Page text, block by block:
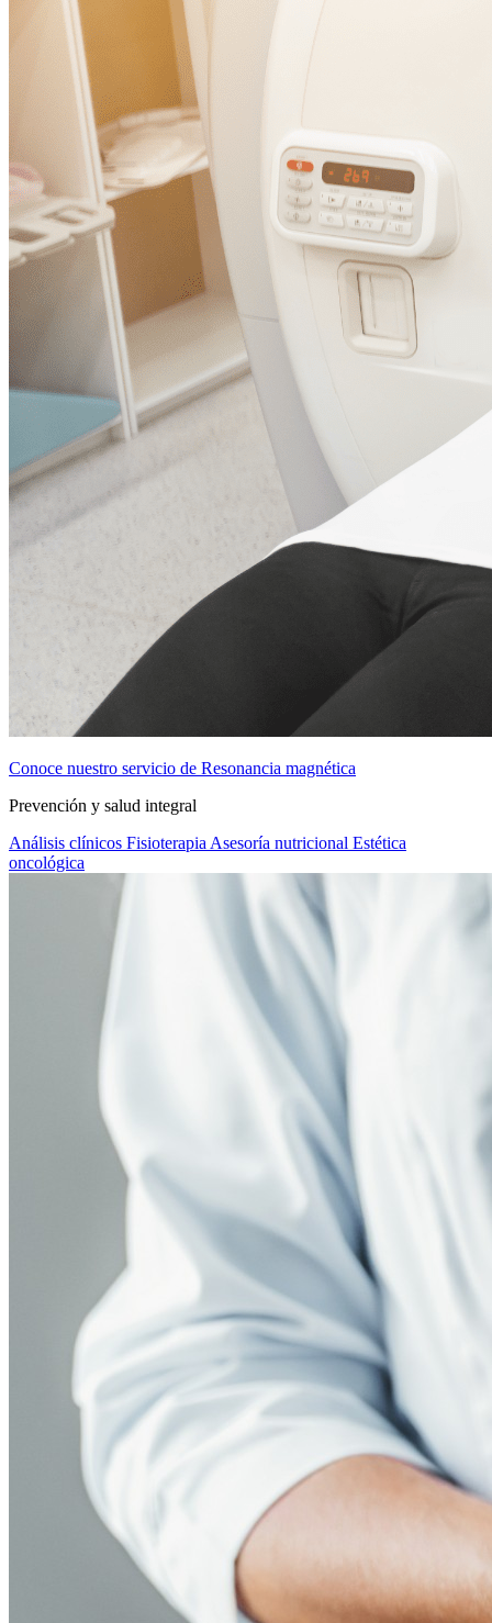
Conoce nuestro servicio de Resonancia magnética
Prevención y salud integral
Análisis clínicos Fisioterapia Asesoría nutricional Estética
oncológica